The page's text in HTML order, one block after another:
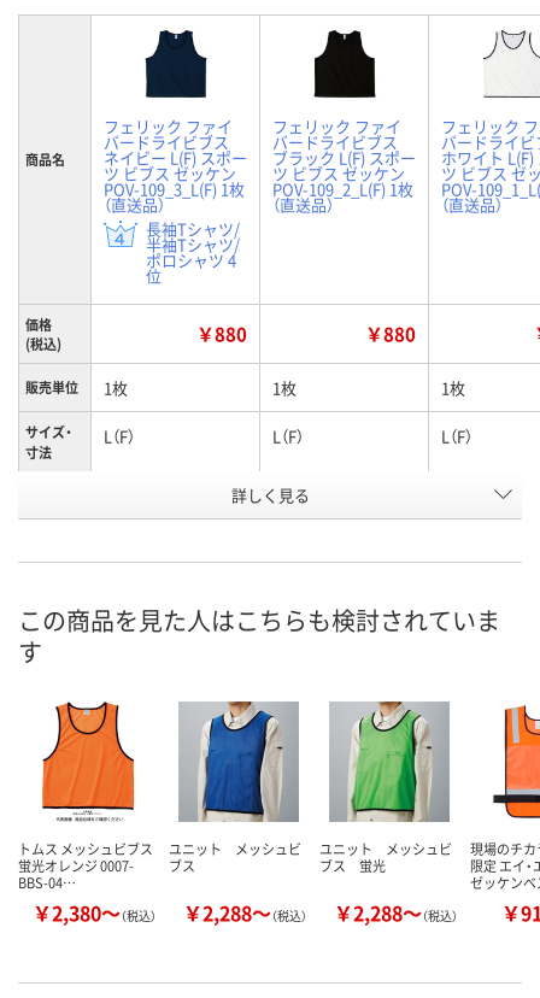
商品名
フェリック ファイ
バードライビブス
ネイビー L(F) スポー
ツ ビブス ゼッケン
POV-109_3_L(F) 1枚
（直送品）
長袖Tシャツ/
半袖Tシャツ/
ポロシャツ 4
位
フェリック ファイ
バードライビブス
ブラック L(F) スポー
ツ ビブス ゼッケン
POV-109_2_L(F) 1枚
（直送品）
フェリック
バードライビ
ホワイト L(F)
ツ ビブス ゼ
POV-
（直送品）
価格
(税込)
￥880 ￥880
販売単位 1枚 1枚 1枚
サイズ・
寸法
L（F） L（F） L（F）
ブラック ホワイト
号
お届け日
数量
カゴへ
数量
カゴへ カ
詳しく見る
この商品を見た人はこちらも検討されていま
す
トムス メッシュビブス
蛍光オレンジ 0007-
BBS-04…
￥2,380～（税込）
ユニット メッシュビ
ブス
￥2,288～（税込）
ユニット メッシュビ
ブス 蛍光
￥2,288～（税込）
現場のチ
限定 エイ・
ゼッケン
￥